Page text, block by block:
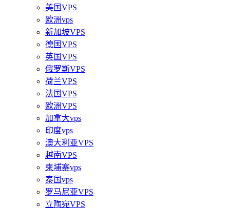
美国VPS
欧洲vps
新加坡VPS
德国VPS
英国VPS
俄罗斯VPS
荷兰VPS
法国VPS
欧洲VPS
加拿大vps
印度vps
澳大利亚VPS
越南VPS
柬埔寨vps
泰国vps
罗马尼亚VPS
立陶宛VPS